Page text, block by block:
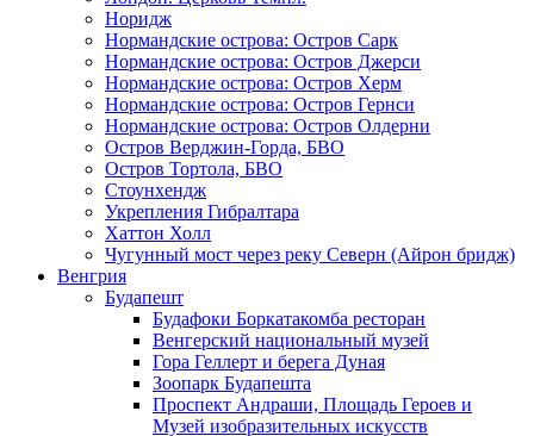
Норидж
Нормандские острова: Остров Сарк
Нормандские острова: Остров Джерси
Нормандские острова: Остров Херм
Нормандские острова: Остров Гернси
Нормандские острова: Остров Олдерни
Остров Верджин-Горда, БВО
Остров Тортола, БВО
Стоунхендж
Укрепления Гибралтара
Хаттон Холл
Чугунный мост через реку Северн (Айрон бридж)
Венгрия
Будапешт
Будафоки Боркатакомба ресторан
Венгерский национальный музей
Гора Геллерт и берега Дуная
Зоопарк Будапешта
Проспект Андраши, Площадь Героев и
Музей изобразительных искусств